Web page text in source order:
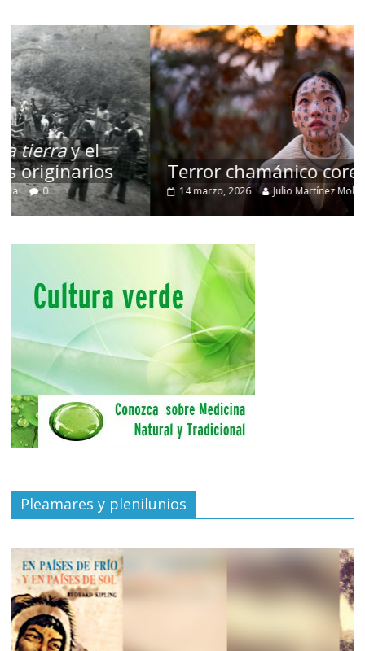
Terror chamánico coreano
14 marzo, 2026 Julio Martínez Molina 0
Pleamares y plenilunios